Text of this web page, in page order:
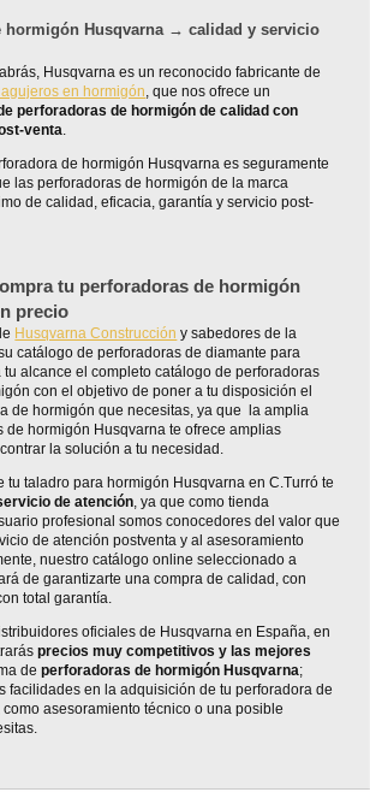
hormigón Husqvarna → calidad y servicio
Husqvarna es un reconocido fabricante de
en hormigón, que nos ofrece un
perforadoras de hormigón de calidad con
venta.
de hormigón Husqvarna es seguramente
las perforadoras de hormigón de la marca
de calidad, eficacia, garantía y servicio post-
tu perforadoras de hormigón
precio
Husqvarna Construcción y sabedores de la
catálogo de perforadoras de diamante para
tu alcance el completo catálogo de perforadoras
con el objetivo de poner a tu disposición el
de hormigón que necesitas, ya que la amplia
de hormigón Husqvarna te ofrece amplias
la solución a tu necesidad.
tu taladro para hormigón Husqvarna en C.Turró te
de atención, ya que como tienda
profesional somos conocedores del valor que
de atención postventa y al asesoramiento
nuestro catálogo online seleccionado a
de garantizarte una compra de calidad, con
total garantía.
oficiales de Husqvarna en España, en
precios muy competitivos y las mejores
deperforadoras de hormigón Husqvarna;
facilidades en la adquisición de tu perforadora de
asesoramiento técnico o una posible